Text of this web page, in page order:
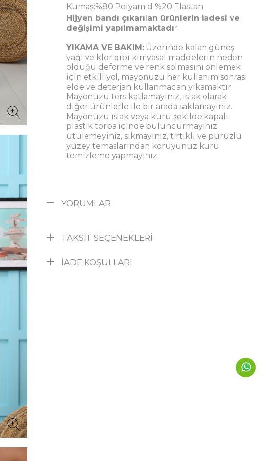
Kumaş:%80 Polyamid %20 Elastan
Hijyen bandı çıkarılan ürünlerin iadesi ve
değişimi yapılmamaktadır.
YIKAMA VE BAKIM: Üzerinde kalan güneş
yağı ve klor gibi kimyasal maddelerin neden
olduğu deforme ve renk solmasını önlemek
için etkili yol, mayonuzu her kullanım sonrası
elde ve deterjan kullanmadan yıkamaktır.
Mayonuzu ters katlamayınız, ıslak olarak
diğer ürünlerle ile bir arada saklamayınız.
Mayonuzu ıslak veya kuru şekilde kapalı
plastik torba içinde bulundurmayınız
ütülemeyiniz, sıkmayınız, tırtıklı ve pürüzlü
yüzey temaslarından koruyunuz kuru
temizleme yapmayınız.
YORUMLAR
TAKSIT SEÇENEKLERI
İADE KOŞULLARI